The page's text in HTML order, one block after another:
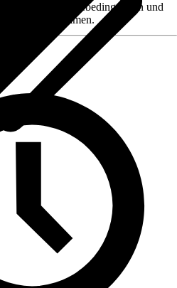
z. B. Rückgabebedingungen und
Verkäufernamen.